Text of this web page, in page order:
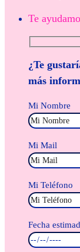
Te
¿Te
más
Mi Nombre
Mi Mail
Mi Teléfono
Fecha